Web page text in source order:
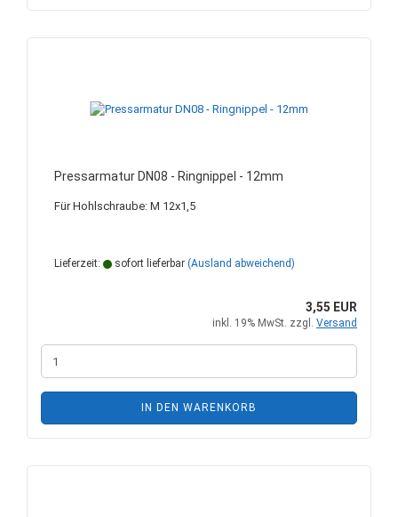
Pressarmatur DN08 - Ringnippel - 12mm
Für Hohlschraube: M 12x1,5
Lieferzeit: sofort lieferbar (Ausland abweichend)
3,55 EUR
inkl. 19% MwSt. zzgl. Versand
IN DEN WARENKORB